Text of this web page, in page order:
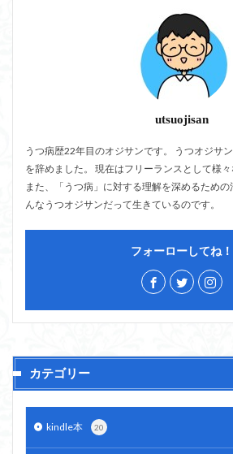
utsuojisan
うつ病歴22年目のオジサンです。 うつオジサ
を辞めました。 現在はフリーランスとして様々
また、「うつ病」に対する理解を深めるための
んなうつオジサンだって生きているのです。
フォーローしてね！
カテゴリー
kindle本 20